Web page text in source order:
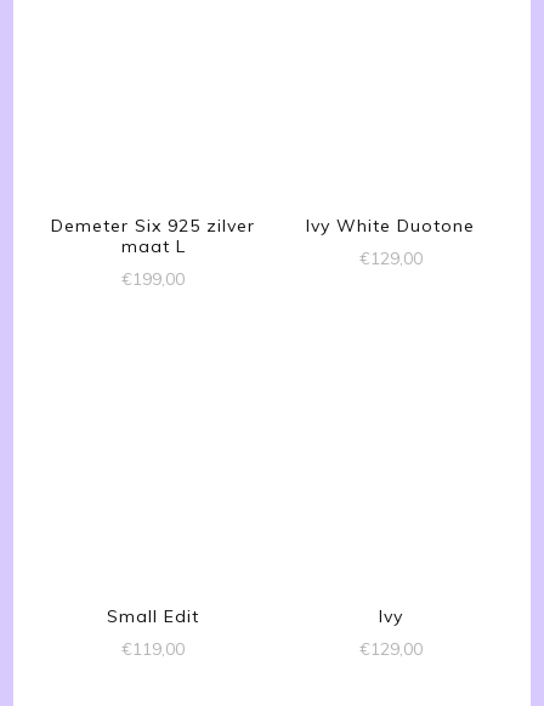
Demeter Six 925 zilver
maat L
€199,00
Ivy White Duotone
€129,00
Small Edit
€119,00
Ivy
€129,00